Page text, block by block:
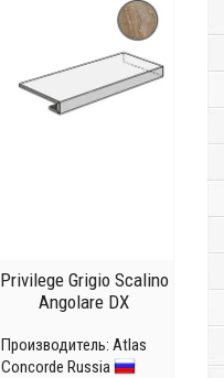
Privilege Grigio Scalino
Angolare DX
Производитель: Atlas
Concorde Russia